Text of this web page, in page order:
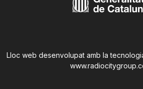
Lloc web desenvolupat amb la